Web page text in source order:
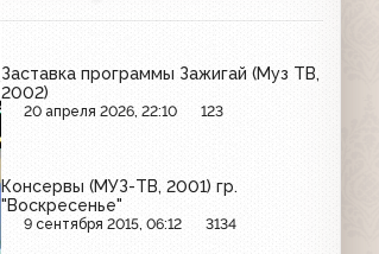
Заставка программы Зажигай (Муз ТВ,
2002)
20 апреля 2026, 22:10 123
Консервы (МУЗ-ТВ, 2001) гр.
"Воскресенье"
9 сентября 2015, 06:12 3134